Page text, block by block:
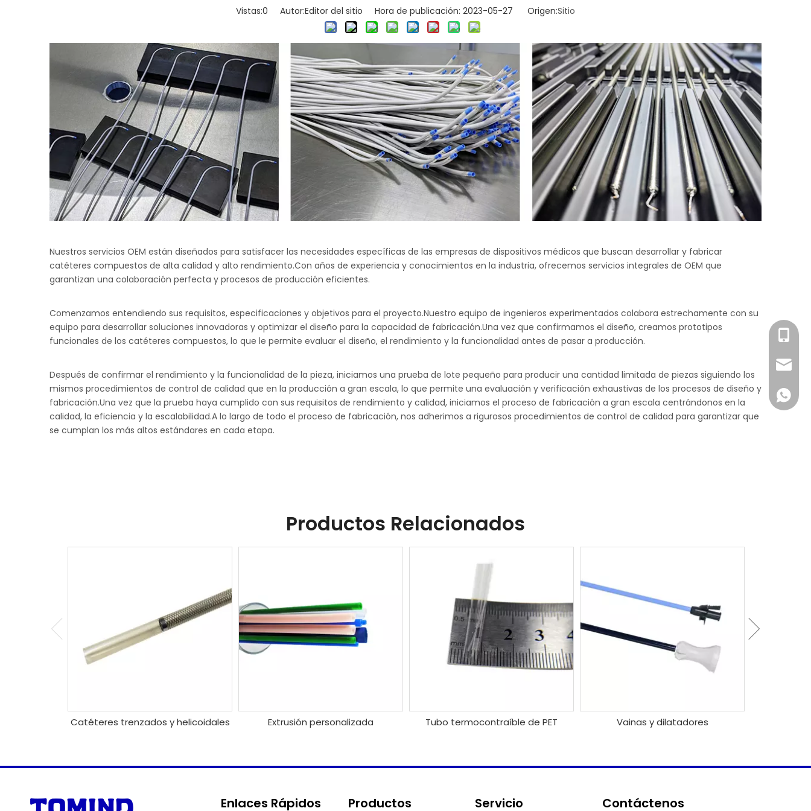
Vistas:0 Autor:Editor del sitio Hora de publicación: 2023-05-27 Origen:Sitio
Nuestros servicios OEM están diseñados para satisfacer las necesidades específicas de las empresas de dispositivos médicos que buscan desarrollar y fabricar
catéteres compuestos de alta calidad y alto rendimiento.Con años de experiencia y conocimientos en la industria, ofrecemos servicios integrales de OEM que
garantizan una colaboración perfecta y procesos de producción eficientes.
Comenzamos entendiendo sus requisitos, especificaciones y objetivos para el proyecto.Nuestro equipo de ingenieros experimentados colabora estrechamente con su
equipo para desarrollar soluciones innovadoras y optimizar el diseño para la capacidad de fabricación.Una vez que confirmamos el diseño, creamos prototipos
funcionales de los catéteres compuestos, lo que le permite evaluar el diseño, el rendimiento y la funcionalidad antes de pasar a producción.
Después de confirmar el rendimiento y la funcionalidad de la pieza, iniciamos una prueba de lote pequeño para producir una cantidad limitada de piezas siguiendo los
mismos procedimientos de control de calidad que en la producción a gran escala, lo que permite una evaluación y verificación exhaustivas de los procesos de diseño y
fabricación.Una vez que la prueba haya cumplido con sus requisitos de rendimiento y calidad, iniciamos el proceso de fabricación a gran escala centrándonos en la
calidad, la eficiencia y la escalabilidad.A lo largo de todo el proceso de fabricación, nos adherimos a rigurosos procedimientos de control de calidad para garantizar que
se cumplan los más altos estándares en cada etapa.
Productos Relacionados
Catéteres trenzados y helicoidales Extrusión personalizada Tubo termocontraíble de PET Vainas y dilatadores
Enlaces Rápidos Productos
+86-
+86-
Servicio Contáctenos